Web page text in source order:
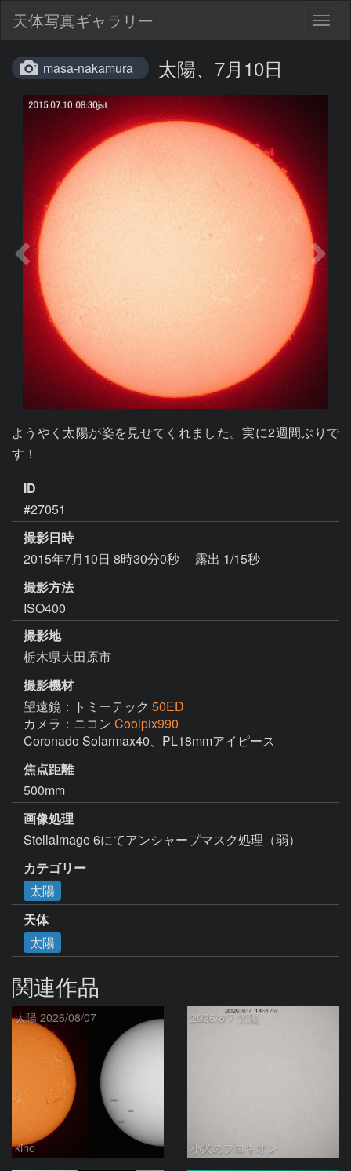
天体写真ギャラリー
masa-nakamura 太陽、7月10日
ようやく太陽が姿を見せてくれました。実に2週間ぶりで
す！
ID
#27051
撮影日時
2015年7月10日 8時30分0秒
露出 1/15秒
撮影方法
ISO400
撮影地
栃木県大田原市
撮影機材
望遠鏡：トミーテック 50ED
カメラ：ニコン Coolpix990
Coronado Solarmax40、PL18mmアイピース
焦点距離
500mm
画像処理
StellaImage 6にてアンシャープマスク処理（弱）
カテゴリー
太陽
天体
太陽
関連作品
太陽 2026/08/07
kino
2026/8/7 太陽
小犬のプロキオン